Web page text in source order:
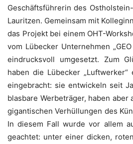
Geschäfts­füh­re­rin des
Lau­rit­zen. Gemein­sam mit
das Pro­jekt bei einem OHT-
vom Lübe­cker Unter­neh­men
ein­drucks­voll umge­setzt. Zum
haben die Lübe­cker
ein­ge­bracht: sie ent­wi­ckeln seit
blas­ba­re Wer­be­trä­ger, haben
gigan­ti­schen Ver­hül­lun­gen des
In die­sem Fall wur­de vor allem
geach­tet: unter einer dicken,